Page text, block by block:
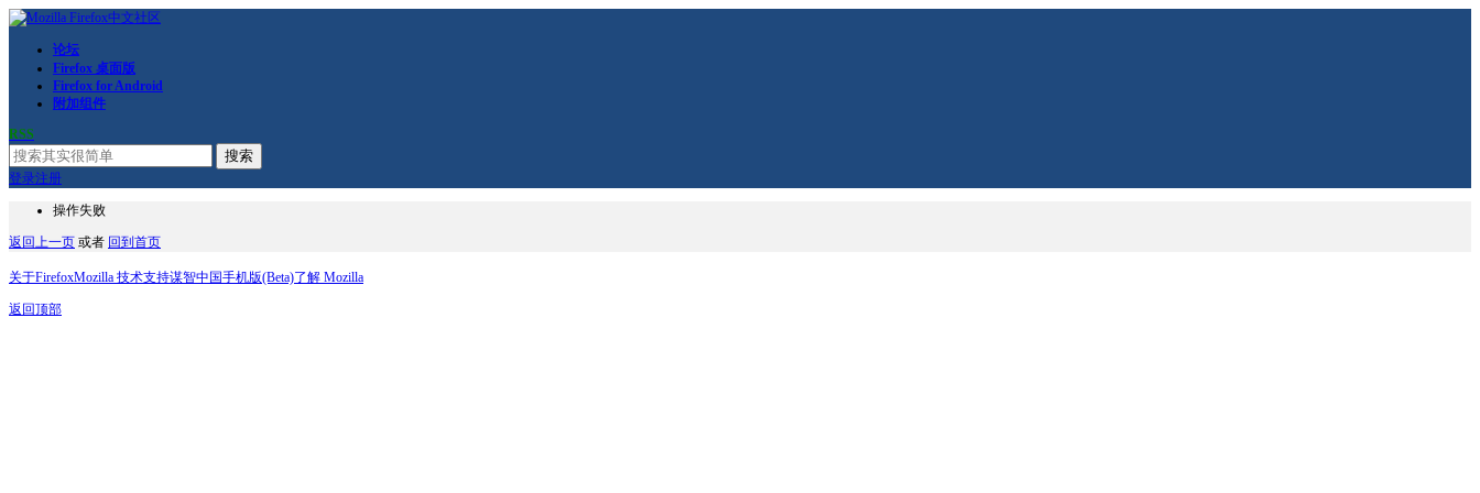
论坛
Firefox 桌面版
Firefox for Android
附加组件
RSS
搜索
登录注册
操作失败
返回上一页 或者 回到首页
关于FirefoxMozilla 技术支持谋智中国手机版(Beta)了解 Mozilla
返回顶部